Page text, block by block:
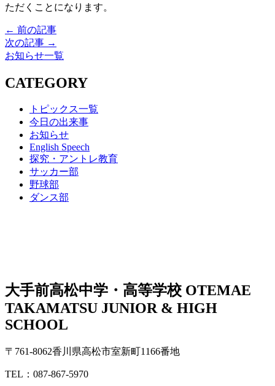
ただくことになります。
← 前の記事
次の記事 →
お知らせ一覧
CATEGORY
トピックス一覧
今日の出来事
お知らせ
English Speech
探究・アントレ教育
サッカー部
野球部
ダンス部
大手前高松中学・高等学校 OTEMAE
TAKAMATSU JUNIOR & HIGH
SCHOOL
〒761-8062香川県高松市室新町1166番地
TEL：087-867-5970